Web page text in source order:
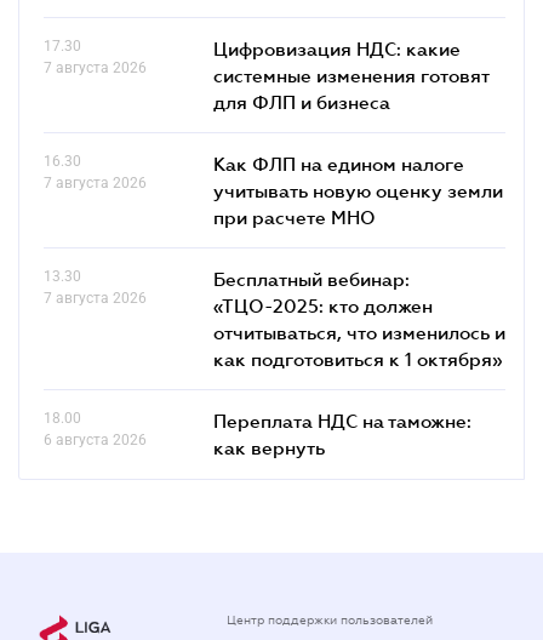
17.30
7 августа 2026
Цифровизация НДС: какие
системные изменения готовят
для ФЛП и бизнеса
16.30
7 августа 2026
Как ФЛП на едином налоге
учитывать новую оценку земли
при расчете МНО
13.30
7 августа 2026
Бесплатный вебинар:
«ТЦО-2025: кто должен
отчитываться, что изменилось и
как подготовиться к 1 октября»
18.00
6 августа 2026
Переплата НДС на таможне:
как вернуть
Центр поддержки пользователей